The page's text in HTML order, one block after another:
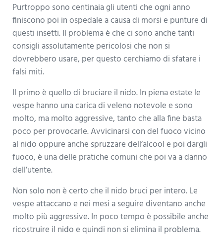
Purtroppo sono centinaia gli utenti che ogni anno
finiscono poi in ospedale a causa di morsi e punture di
questi insetti. Il problema è che ci sono anche tanti
consigli assolutamente pericolosi che non si
dovrebbero usare, per questo cerchiamo di sfatare i
falsi miti.
Il primo è quello di bruciare il nido. In piena estate le
vespe hanno una carica di veleno notevole e sono
molto, ma molto aggressive, tanto che alla fine basta
poco per provocarle. Avvicinarsi con del fuoco vicino
al nido oppure anche spruzzare dell’alcool e poi dargli
fuoco, è una delle pratiche comuni che poi va a danno
dell’utente.
Non solo non è certo che il nido bruci per intero. Le
vespe attaccano e nei mesi a seguire diventano anche
molto più aggressive. In poco tempo è possibile anche
ricostruire il nido e quindi non si elimina il problema.